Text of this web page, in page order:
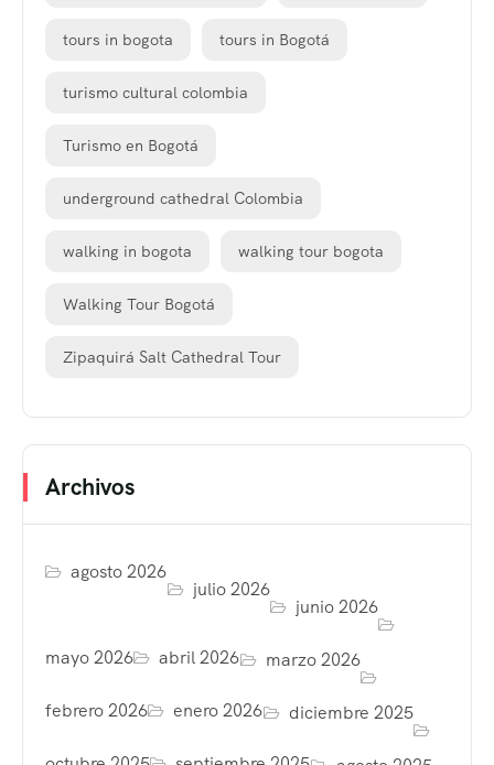
tours in bogota tours in Bogotá
turismo cultural colombia
Turismo en Bogotá
underground cathedral Colombia
walking in bogota walking tour bogota
Walking Tour Bogotá
Zipaquirá Salt Cathedral Tour
Archivos
agosto 2026
julio 2026
junio 2026
mayo 2026 abril 2026 marzo 2026
febrero 2026 enero 2026 diciembre 2025